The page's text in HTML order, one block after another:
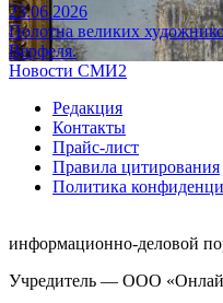
23.06.2026
Полотна великих
Верфеля.
Новости СМИ2
Редакция
Контакты
Прайс-лист
Правила цитирования
Политика
информационно-деловой
Учредитель — ООО